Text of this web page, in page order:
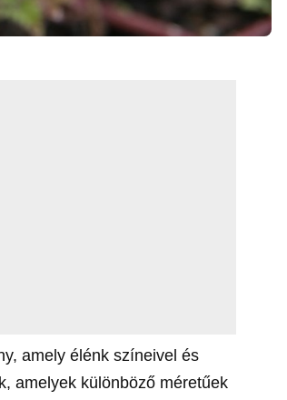
amely élénk színeivel és
amelyek különböző méretűek